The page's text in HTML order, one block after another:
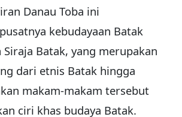
Danau Toba ini
kebudayaan Batak
Siraja Batak, yang merupakan
dari etnis Batak hingga
makam-makam tersebut
ciri khas budaya Batak.